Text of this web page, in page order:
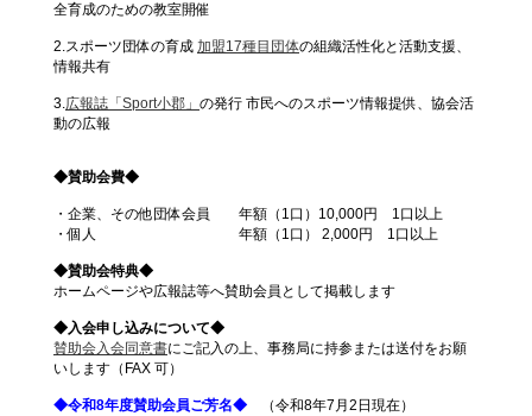
全育成のための教室開催
2.スポーツ団体の育成 加盟17種目団体の組織活性化と活動支援、
情報共有
3.広報誌「Sport小郡」 の発行 市民へのスポーツ情報提供、協会活
動の広報
◆賛助会費◆
・企業、その他団体会員 年額（1口）10,000円 1口以上
・個人 年額（1口） 2,000円 1口以上
◆賛助会特典◆
ホームページや広報誌等へ賛助会員として掲載します
◆入会申し込みについて◆
賛助会入会同意書にご記入の上、事務局に持参または送付をお願
いします（FAX 可）
◆令和8年度賛助会員ご芳名◆ （令和8年7月2日現在）